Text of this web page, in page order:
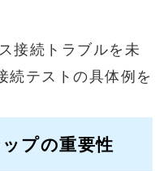
接続トラブルを未
続テストの具体例を
プの重要性